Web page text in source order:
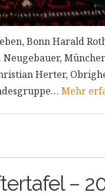
Bonn Harald
Herter,
Mehr
–